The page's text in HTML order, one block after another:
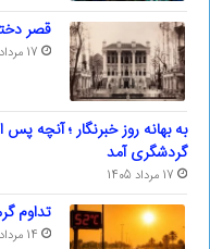
قصر
17 مرداد 1405
به بهانه روز خبرنگار ؛ آنچه
گردشگری آمد
17 مرداد 1405
تداوم گرمای
14 مرداد 1405